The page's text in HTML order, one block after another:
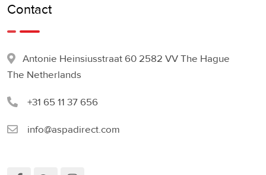
Contact
Antonie Heinsiusstraat 60 2582 VV The Hague
The Netherlands
+31 65 11 37 656
info@aspadirect.com